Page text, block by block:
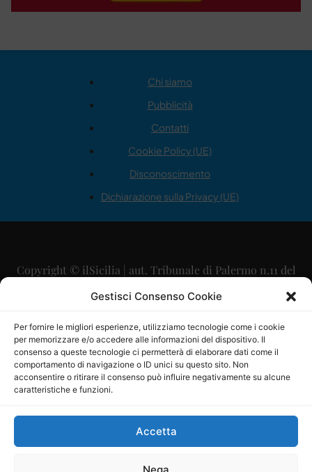
Gestisci Consenso Cookie
Per fornire le migliori esperienze, utilizziamo tecnologie come i cookie
per memorizzare e/o accedere alle informazioni del dispositivo. Il
consenso a queste tecnologie ci permetterà di elaborare dati come il
comportamento di navigazione o ID unici su questo sito. Non
acconsentire o ritirare il consenso può influire negativamente su alcune
caratteristiche e funzioni.
Accetta
Chi siamo
Pubblicità
Contatti
Cookie Policy (UE)
Disconoscimento
Dichiarazione sulla Privacy (UE)
Copyright © ilSicilia | aut. Tribunale di Palermo n.11 del
29/09/2015
Direttore Editoriale: Maurizio Scaglione
Direttore Responsabile: Maria Calabrese
P.IVA: 06334930820
Mercurio Comunicazione Società Cooperativa a r.l. è
iscritta al Registro degli Operatori di Comunicazione al